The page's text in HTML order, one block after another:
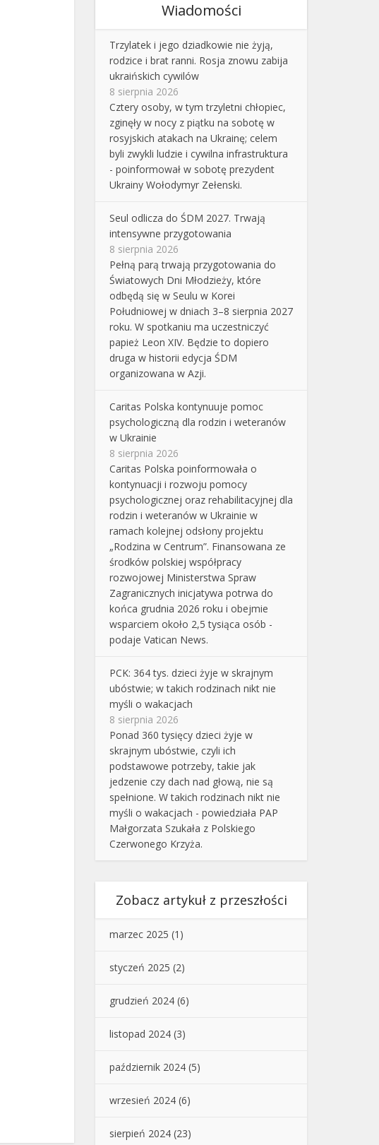
Wiadomości
Trzylatek i jego dziadkowie nie żyją,
rodzice i brat ranni. Rosja znowu zabija
ukraińskich cywilów
8 sierpnia 2026
Cztery osoby, w tym trzyletni chłopiec,
zginęły w nocy z piątku na sobotę w
rosyjskich atakach na Ukrainę; celem
byli zwykli ludzie i cywilna infrastruktura
- poinformował w sobotę prezydent
Ukrainy Wołodymyr Zełenski.
Seul odlicza do ŚDM 2027. Trwają
intensywne przygotowania
8 sierpnia 2026
Pełną parą trwają przygotowania do
Światowych Dni Młodzieży, które
odbędą się w Seulu w Korei
Południowej w dniach 3–8 sierpnia 2027
roku. W spotkaniu ma uczestniczyć
papież Leon XIV. Będzie to dopiero
druga w historii edycja ŚDM
organizowana w Azji.
Caritas Polska kontynuuje pomoc
psychologiczną dla rodzin i weteranów
w Ukrainie
8 sierpnia 2026
Caritas Polska poinformowała o
kontynuacji i rozwoju pomocy
psychologicznej oraz rehabilitacyjnej dla
rodzin i weteranów w Ukrainie w
ramach kolejnej odsłony projektu
„Rodzina w Centrum”. Finansowana ze
środków polskiej współpracy
rozwojowej Ministerstwa Spraw
Zagranicznych inicjatywa potrwa do
końca grudnia 2026 roku i obejmie
wsparciem około 2,5 tysiąca osób -
podaje Vatican News.
PCK: 364 tys. dzieci żyje w skrajnym
ubóstwie; w takich rodzinach nikt nie
myśli o wakacjach
8 sierpnia 2026
Ponad 360 tysięcy dzieci żyje w
skrajnym ubóstwie, czyli ich
podstawowe potrzeby, takie jak
jedzenie czy dach nad głową, nie są
spełnione. W takich rodzinach nikt nie
myśli o wakacjach - powiedziała PAP
Małgorzata Szukała z Polskiego
Czerwonego Krzyża.
Zobacz artykuł z przeszłości
marzec 2025 (1)
styczeń 2025 (2)
grudzień 2024 (6)
listopad 2024 (3)
październik 2024 (5)
wrzesień 2024 (6)
sierpień 2024 (23)